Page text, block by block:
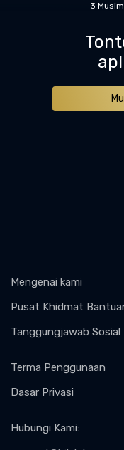
3 Musim
Mengenai kami
Pusat Khidmat
Tanggungjawab Sosial
Terma Penggunaan
Dasar Privasi
Hubungi Kami: